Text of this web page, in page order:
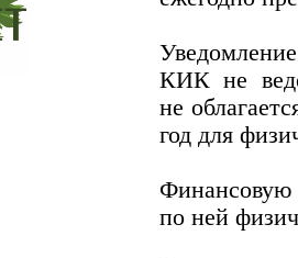
КИК не
не
год для
по ней